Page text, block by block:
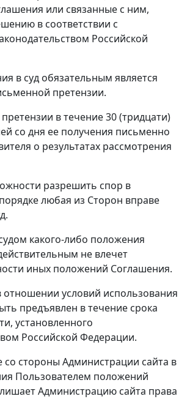
или связанные с ним,
в соответствии с
Российской
в суд обязательным является
претензии.
в течение 30 (тридцати)
со дня ее получения письменно
о результатах рассмотрения
разрешить спор в
любая из Сторон вправе
какого-либо положения
не влечет
иных положений Соглашения.
отношении условий использования
предъявлен в течение срока
установленного
Российской Федерации.
со стороны Администрации сайта в
Пользователем положений
Администрацию сайта права